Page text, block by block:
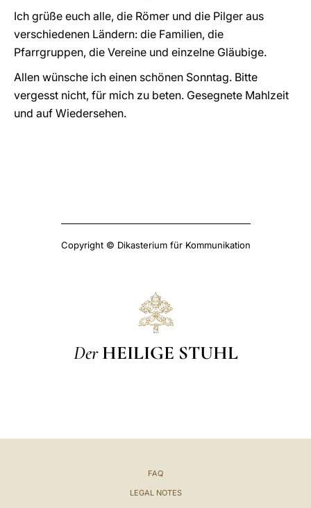
Ich grüße euch alle, die Römer und die Pilger aus
verschiedenen Ländern: die Familien, die
Pfarrgruppen, die Vereine und einzelne Gläubige.
Allen wünsche ich einen schönen Sonntag. Bitte
vergesst nicht, für mich zu beten. Gesegnete Mahlzeit
und auf Wiedersehen.
Copyright © Dikasterium für Kommunikation
Der HEILIGE STUHL
FAQ
LEGAL NOTES